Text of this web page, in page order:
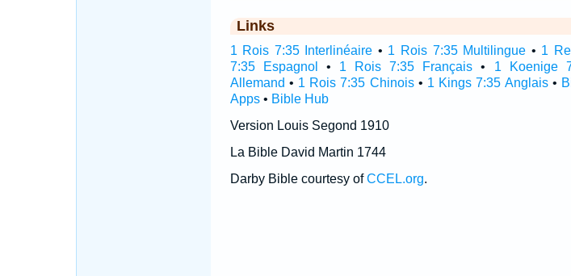
Links
1 Rois 7:35 Interlinéaire • 1 Rois 7:35 Multilingue • 1
7:35 Espagnol
• 1 Rois 7:35 Français • 1 Koenige
Allemand • 1 Rois 7:35 Chinois• 1 Kings 7:35 Anglais•
Apps• Bible Hub
Version Louis Segond 1910
La Bible David Martin 1744
Darby Bible courtesy ofCCEL.org.